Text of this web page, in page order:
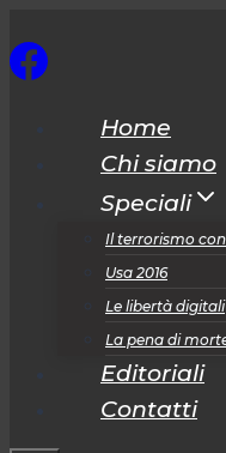
al
Home
Chi siamo
Speciali
Il terrorismo
Usa 2016
Le libertà digitali
La pena di
Editoriali
Contatti